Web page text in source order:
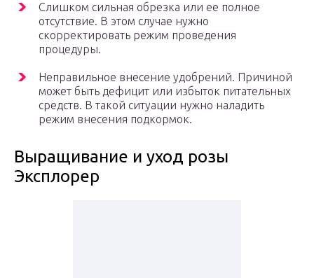
Слишком сильная обрезка или ее полное
отсутствие. В этом случае нужно
скорректировать режим проведения
процедуры.
Неправильное внесение удобрений. Причиной
может быть дефицит или избыток питательных
средств. В такой ситуации нужно наладить
режим внесения подкормок.
Выращивание и уход розы
Эксплорер